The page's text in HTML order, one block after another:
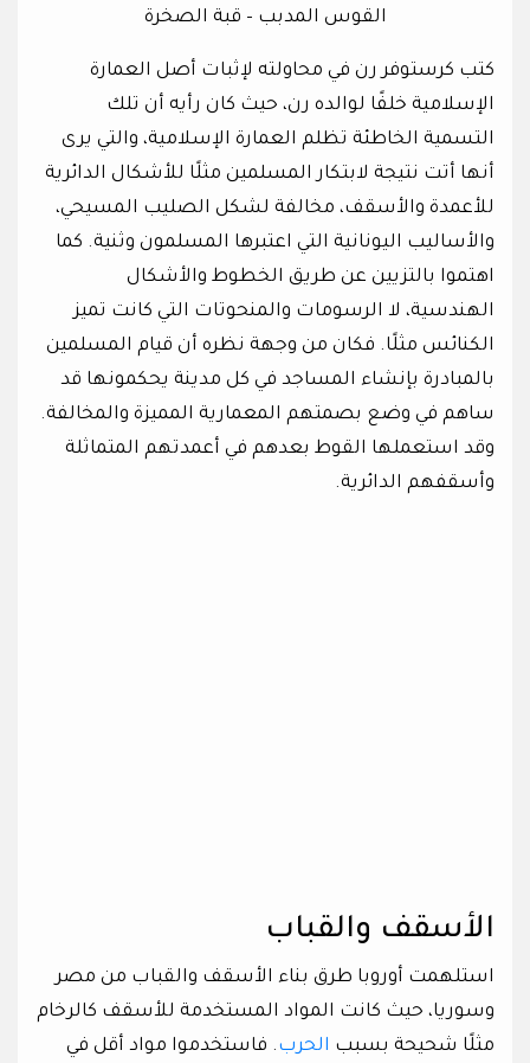
القوس المدبب – قبة الصخرة
كتب كرستوفر رن في محاولته لإثبات أصل العمارة
الإسلامية خلفًا لوالده رن، حيث كان رأيه أن تلك
التسمية الخاطئة تظلم العمارة الإسلامية، والتي يرى
أنها أتت نتيجة لابتكار المسلمين مثلًا للأشكال الدائرية
للأعمدة والأسقف، مخالفة لشكل الصليب المسيحي،
والأساليب اليونانية التي اعتبرها المسلمون وثنية. كما
اهتموا بالتزيين عن طريق الخطوط والأشكال
الهندسية، لا الرسومات والمنحوتات التي كانت تميز
الكنائس مثلًا. فكان من وجهة نظره أن قيام المسلمين
بالمبادرة بإنشاء المساجد في كل مدينة يحكمونها قد
ساهم في وضع بصمتهم المعمارية المميزة والمخالفة.
وقد استعملها القوط بعدهم في أعمدتهم المتماثلة
وأسقفهم الدائرية.
الأسقف والقباب
استلهمت أوروبا طرق بناء الأسقف والقباب من مصر
وسوريا، حيث كانت المواد المستخدمة للأسقف كالرخام
مثلًا شحيحة بسبب الحرب. فاستخدموا مواد أقل في